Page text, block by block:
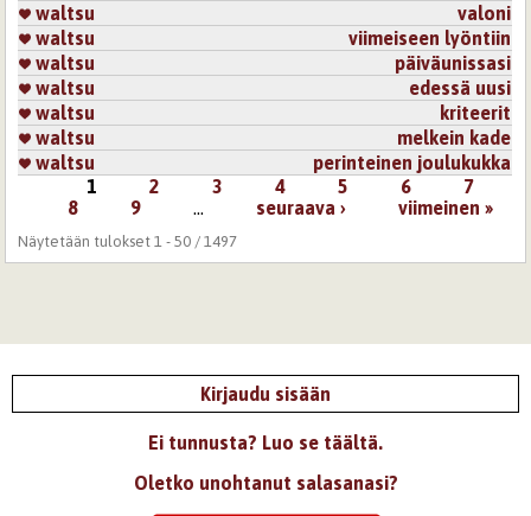
waltsu
valoni
waltsu
viimeiseen lyöntiin
waltsu
päiväunissasi
waltsu
edessä uusi
waltsu
kriteerit
waltsu
melkein kade
waltsu
perinteinen joulukukka
1 2 3 4 5 6
7
8
9 … seuraava › viimeinen »
Näytetään tulokset 1 - 50 / 1497
Kirjaudu sisään
Ei tunnusta? Luo se täältä.
Oletko unohtanut salasanasi?